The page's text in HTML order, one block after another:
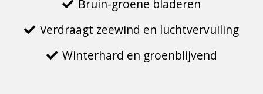
Bruin-groene bladeren
Verdraagt zeewind en luchtvervuiling
Winterhard en groenblijvend